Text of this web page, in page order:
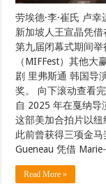
劳埃德·李·崔氏 卢
新加坡人王宣晶凭借
第九届闭幕式期间
（MIFFest）其他
剧 里弗斯通 韩国导
奖。 向下滚动查看
自 2025 年在戛纳导
这部美加合拍片以纽
此前曾获得三项金
Gueneau 凭借
Read More »